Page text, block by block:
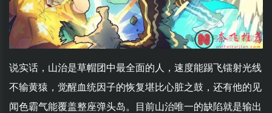
说实话，山治是草帽团中最全面的人，速度能踢飞镭射光线
不输黄猿，觉醒血统因子的恢复堪比心脏之鼓，还有他的见
闻色霸气能覆盖整座弹头岛。目前山治唯一的缺陷就是输出